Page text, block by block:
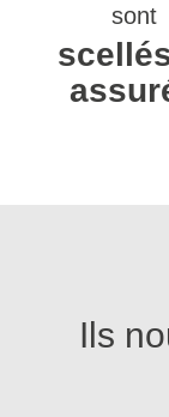
sont
Ils